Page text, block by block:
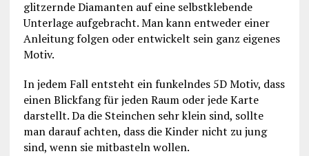
glitzernde Diamanten auf eine selbstklebende
Unterlage aufgebracht. Man kann entweder einer
Anleitung folgen oder entwickelt sein ganz eigenes
Motiv.
In jedem Fall entsteht ein funkelndes 5D Motiv, dass
einen Blickfang für jeden Raum oder jede Karte
darstellt. Da die Steinchen sehr klein sind, sollte
man darauf achten, dass die Kinder nicht zu jung
sind, wenn sie mitbasteln wollen.